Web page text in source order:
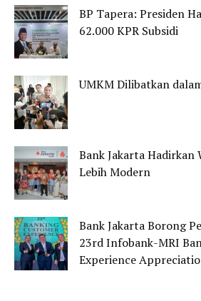
BP Tapera: Presiden
62.000 KPR Subsidi
UMKM Dilibatkan
Bank Jakarta Hadirkan
Lebih Modern
Bank Jakarta Borong
23rd Infobank-MRI
Experience